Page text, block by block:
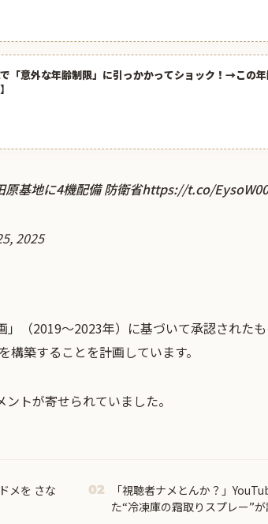
「意外な年齢制限」に引っかかってショック！→この
基地に4機配備 防衛省https://t.co/
2025
（2019～2023年）に基づいて承認された
築することを計画しています。
トが寄せられていました。
メを さな
02
「視聴者ナメとんか？」
た“冷凍庫の霜取りスプレー”